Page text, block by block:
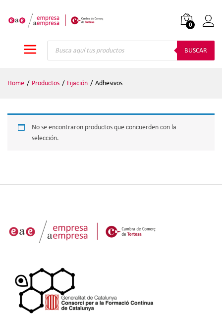
0
Búsqueda
BUSCAR
Home / Productos / Fijación / Adhesivos
No se encontraron productos que concuerden con la
selección.